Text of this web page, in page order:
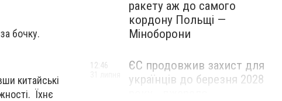
бочку.
китайські
Їхнє
ракету аж до самого
кордону Польщі —
Міноборони
ЄС продовжив захист для
українців до березня 2028
12:46